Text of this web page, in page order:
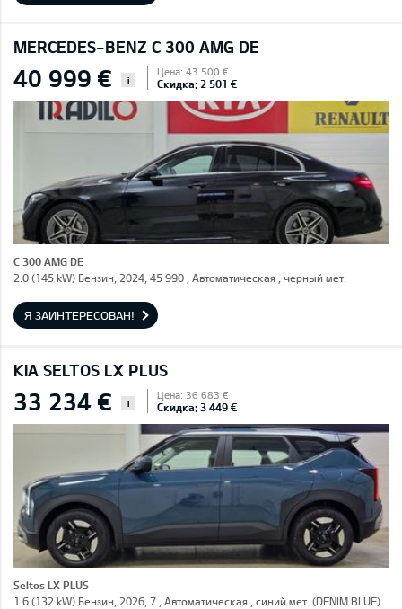
MERCEDES-BENZ C 300 AMG DE
40 999 € i
Цена: 43 500 €
Скидка: 2 501 €
C 300 AMG DE
2.0 (145 kW) Бензин, 2024, 45 990 , Автоматическая , черный мет.
Я ЗАИНТЕРЕСОВАН!
KIA SELTOS LX PLUS
33 234 € i
Цена: 36 683 €
Скидка: 3 449 €
Seltos LX PLUS
1.6 (132 kW) Бензин, 2026, 7 , Автоматическая , синий мет. (DENIM BLUE)